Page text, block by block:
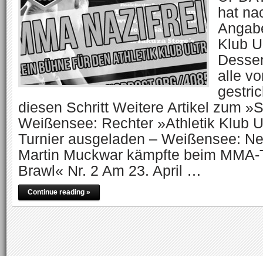
hat
Klub
alle
diesen Schritt Weitere Artikel zum
Weißensee: Rechter »Athletik Klub
Turnier ausgeladen – Weißensee:
Martin Muckwar kämpfte beim
Brawl« Nr. 2 Am 23. April …
Continue reading »